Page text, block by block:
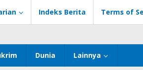
Indeks Berita Terms of
Dunia Lainnya